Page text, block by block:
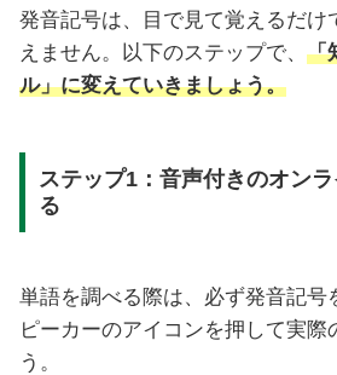
発音記号は、目で見て覚えるだけ
えません。以下のステップで、 「
ル」に変えていきましょう。
ステップ1：音声付きのオン
る
単語を調べる際は、必ず発音記号
ピーカーのアイコンを押して実際
う。